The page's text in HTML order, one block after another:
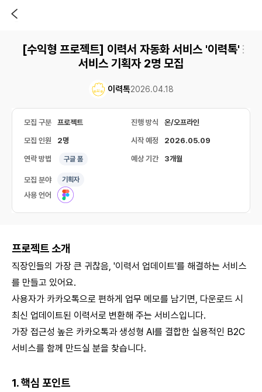
[수익형 프로젝트] 이력서 자동화 서비스 '이력톡'
서비스 기획자 2명 모집
이력톡2026.04.18
모집 구분 프로젝트 진행 방식 온/오프라인
모집 인원 2명 시작 예정 2026.05.09
연락 방법 구글 폼 예상 기간 3개월
모집 분야 기획자
사용 언어
프로젝트 소개
직장인들의 가장 큰 귀찮음, '이력서 업데이트'를 해결하는 서비스
를 만들고 있어요.
사용자가 카카오톡으로 편하게 업무 메모를 남기면, 다운로드 시
최신 업데이트된 이력서로 변환해 주는 서비스입니다.
가장 접근성 높은 카카오톡과 생성형 AI를 결합한 실용적인 B2C
서비스를 함께 만드실 분을 찾습니다.
1. 핵심 포인트